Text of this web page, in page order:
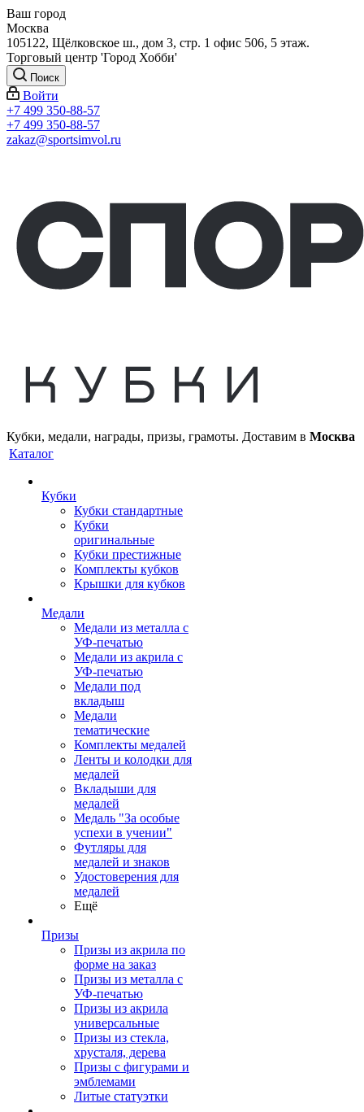
Ваш город
Москва
105122, Щёлковское ш., дом 3, стр. 1 офис 506, 5 этаж.
Торговый центр 'Город Хобби'
Поиск
Войти
+7 499 350-88-57
+7 499 350-88-57
zakaz@sportsimvol.ru
Кубки, медали, награды, призы, грамоты. Доставим в Москва
Каталог
Кубки
Кубки стандартные
Кубки
оригинальные
Кубки престижные
Комплекты кубков
Крышки для кубков
Медали
Медали из металла с
УФ-печатью
Медали из акрила с
УФ-печатью
Медали под
вкладыш
Медали
тематические
Комплекты медалей
Ленты и колодки для
медалей
Вкладыши для
медалей
Медаль "За особые
успехи в учении"
Футляры для
медалей и знаков
Удостоверения для
медалей
Ещё
Призы
Призы из акрила по
форме на заказ
Призы из металла с
УФ-печатью
Призы из акрила
универсальные
Призы из стекла,
хрусталя, дерева
Призы с фигурами и
эмблемами
Литые статуэтки